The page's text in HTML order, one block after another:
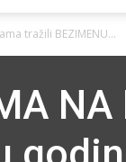
tražili BEZIMENU...
NA